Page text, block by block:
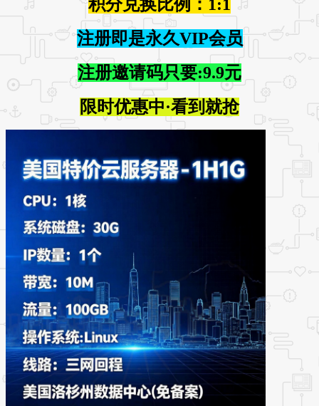
积分兑换比例：1:1
注册即是永久VIP会员
注册邀请码只要:9.9元
限时优惠中·看到就抢